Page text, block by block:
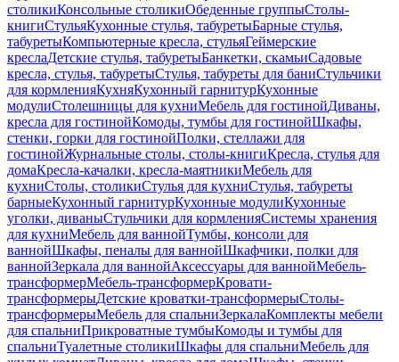
столикиКонсольные столикиОбеденные группыСтолы-
книгиСтульяКухонные стулья, табуретыБарные стулья,
табуретыКомпьютерные кресла, стульяГеймерские
креслаДетские стулья, табуретыБанкетки, скамьиСадовые
кресла, стулья, табуретыСтулья, табуреты для баниСтульчики
для кормленияКухняКухонный гарнитурКухонные
модулиСтолешницы для кухниМебель для гостинойДиваны,
кресла для гостинойКомоды, тумбы для гостинойШкафы,
стенки, горки для гостинойПолки, стеллажи для
гостинойЖурнальные столы, столы-книгиКресла, стулья для
домаКресла-качалки, кресла-маятникиМебель для
кухниСтолы, столикиСтулья для кухниСтулья, табуреты
барныеКухонный гарнитурКухонные модулиКухонные
уголки, диваныСтульчики для кормленияСистемы хранения
для кухниМебель для ваннойТумбы, консоли для
ваннойШкафы, пеналы для ваннойШкафчики, полки для
ваннойЗеркала для ваннойАксессуары для ваннойМебель-
трансформерМебель-трансформерКровати-
трансформерыДетские кроватки-трансформерыСтолы-
трансформерыМебель для спальниЗеркалаКомплекты мебели
для спальниПрикроватные тумбыКомоды и тумбы для
спальниТуалетные столикиШкафы для спальниМебель для